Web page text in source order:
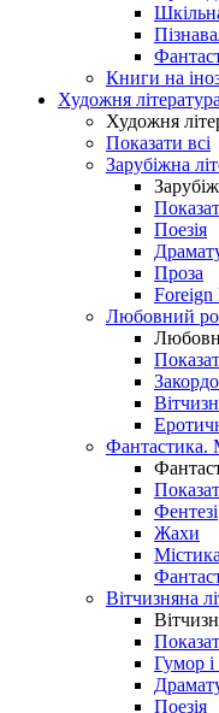
Книги на
Художня література
Художня
Показати всі
Зарубіжна
Поезія
Проза
Foreign
Любовний
Фантастика.
Фентезі
Жахи
Містика
Вітчизняна
Гумор і
Поезія